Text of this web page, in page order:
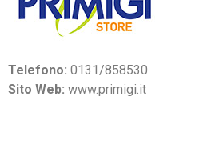
Telefono: 0131/858530
Sito Web: www.primigi.it